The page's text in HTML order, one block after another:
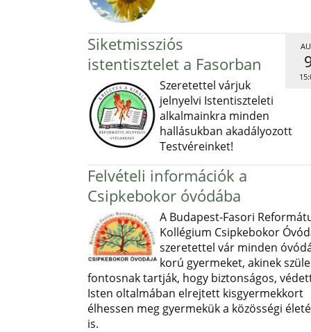
Siketmissziós
istentisztelet a Fasorban
Szeretettel várjuk
jelnyelvi Istentiszteleti
alkalmainkra minden
hallásukban akadályozott
Testvéreinket!
Felvételi információk a
Csipkebokor óvódába
A Budapest-Fasori
Kollégium Csipkebokor
szeretettel vár minden
korú gyermeket, akinek
fontosnak tartják, hogy biztonságos,
Isten oltalmában elrejtett kisgyermekkort
élhessen meg gyermekük a közösségi
is.